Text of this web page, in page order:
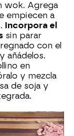
wok. Agrega
empiecen a
Incorpora el
sin parar
con el
añádelos.
en
y mezcla
de soja y